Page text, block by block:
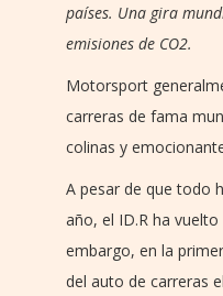
países. Una gira
emisiones de CO2.
Motorsport
carreras de fama
colinas y
A pesar de que todo
año, el ID.R ha
embargo, en la
del auto de carreras